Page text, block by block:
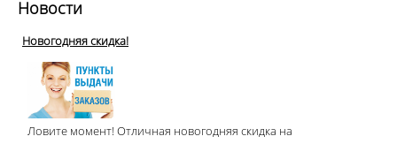
Новости
Новогодняя скидка!
Ловите момент! Отличная новогодняя скидка на